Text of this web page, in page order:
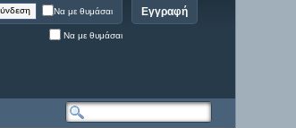
Εγγραφή
Να με θυμάσαι
Να με θυμάσαι